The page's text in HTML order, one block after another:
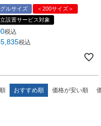
ルサイズ
＜200サイズ＞
設置サービス対象
税込
税込
おすすめ順 価格が安い順